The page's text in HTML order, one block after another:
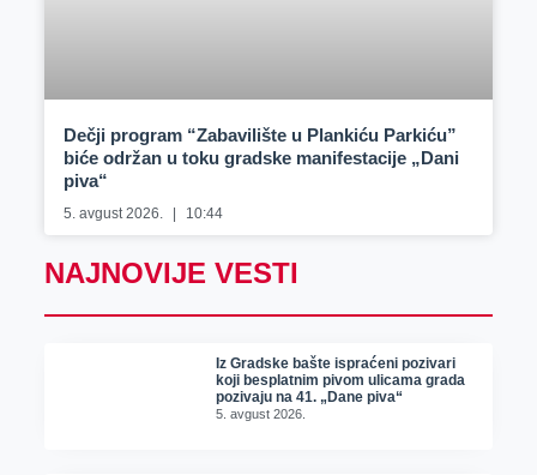
Dečji program “Zabavilište u Plankiću Parkiću”
biće održan u toku gradske manifestacije „Dani
piva“
5. avgust 2026. 10:44
NAJNOVIJE VESTI
Iz Gradske bašte ispraćeni pozivari
koji besplatnim pivom ulicama grada
pozivaju na 41. „Dane piva“
5. avgust 2026.